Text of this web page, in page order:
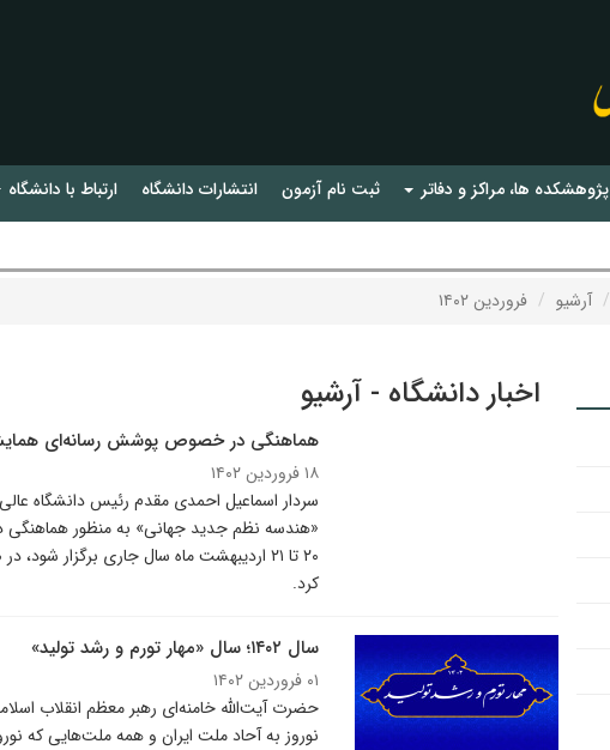
پژوهشکده ها، مراکز و دفاتر ثبت نام آزمون انتشارات دانشگاه ارتباط با دانشگاه
آرشیو فروردین ۱۴۰۲
اخبار دانشگاه - آرشیو
هماهنگی در خصوص پوشش رسانه‌ای
۱۸ فروردین ۱۴۰۲
سردار اسماعیل احمدی مقدم رئیس دانشگاه
«هندسه نظم جدید جهانی» به منظور
۲۰ تا ۲۱ اردیبهشت ماه سال جاری برگزار
کرد.
سال ۱۴۰۲؛ سال «مهار تورم و رشد تولید»
۰۱ فروردین ۱۴۰۲
نوروز به آحاد ملت ایران و همه ملت‌هایی که